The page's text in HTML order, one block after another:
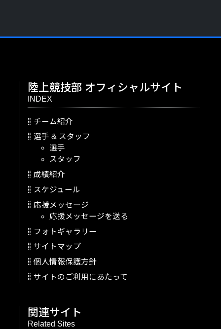
陸上競技部 オフィシャルサイト
INDEX
チーム紹介
選手 & スタッフ
選手
スタッフ
成績紹介
スケジュール
応援メッセージ
応援メッセージを送る
フォトギャラリー
サイトマップ
個人情報保護方針
サイトのご利用にあたって
関連サイト
Related Sites